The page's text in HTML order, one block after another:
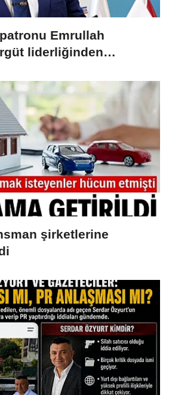
Emrullah
liderliğinden
konuldu
şirketlerine